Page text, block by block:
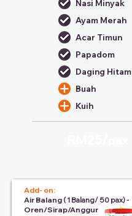
Nasi Minyak
Ayam Merah
Acar Timun
Papadom
Daging Hitam
Buah
Kuih
Add- on:
Air Balang ( 1 Balang/ 50 pax) -
Oren/Sirap/Anggur